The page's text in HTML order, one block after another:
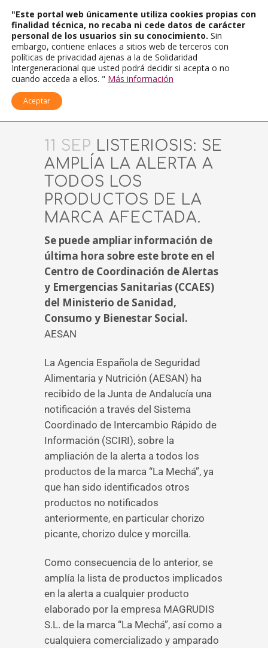
11 SEP LISTERIOSIS: SE
AMPLÍA LA ALERTA A
TODOS LOS
PRODUCTOS DE LA
MARCA AFECTADA.
Se puede ampliar información de
última hora sobre este brote en el
Centro de Coordinación de Alertas
y Emergencias Sanitarias (CCAES)
del Ministerio de Sanidad,
Consumo y Bienestar Social.
AESAN
La Agencia Española de Seguridad
Alimentaria y Nutrición (AESAN) ha
recibido de la Junta de Andalucía una
notificación a través del Sistema
Coordinado de Intercambio Rápido de
Información (SCIRI), sobre la
ampliación de la alerta a todos los
productos de la marca “La Mechá”, ya
que han sido identificados otros
productos no notificados
anteriormente, en particular chorizo
picante, chorizo dulce y morcilla.
Como consecuencia de lo anterior, se
amplía la lista de productos implicados
en la alerta a cualquier producto
elaborado por la empresa MAGRUDIS
S.L. de la marca “La Mechá”, así como a
cualquiera comercializado y amparado
"Este portal web únicamente utiliza cookies propias con
finalidad técnica, no recaba ni cede datos de carácter
personal de los usuarios sin su conocimiento. Sin
embargo, contiene enlaces a sitios web de terceros con
políticas de privacidad ajenas a la de Solidaridad
Intergeneracional que usted podrá decidir si acepta o no
cuando acceda a ellos. " Más información
Aceptar